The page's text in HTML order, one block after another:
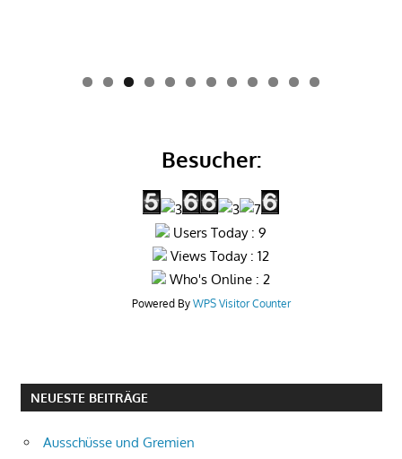
0 1 2
Besucher:
Users Today : 9
Views Today : 12
Who's Online : 2
Powered By WPS Visitor Counter
NEUESTE BEITRÄGE
Ausschüsse und Gremien